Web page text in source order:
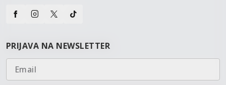
PRIJAVA NA NEWSLETTER
Email